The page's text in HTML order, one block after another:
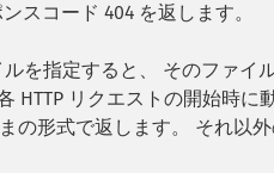
スコード 404 を返します。
を指定すると、 そのファイ
HTTP リクエストの開始時に
の形式で返します。 それ以